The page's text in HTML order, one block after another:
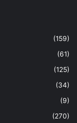
(159)
(61)
(125)
(34)
(9)
(270)